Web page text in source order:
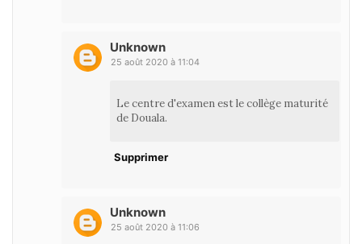
Unknown
25 août 2020 à 11:04
Le centre d'examen est le collège maturité
de Douala.
Supprimer
Unknown
25 août 2020 à 11:06